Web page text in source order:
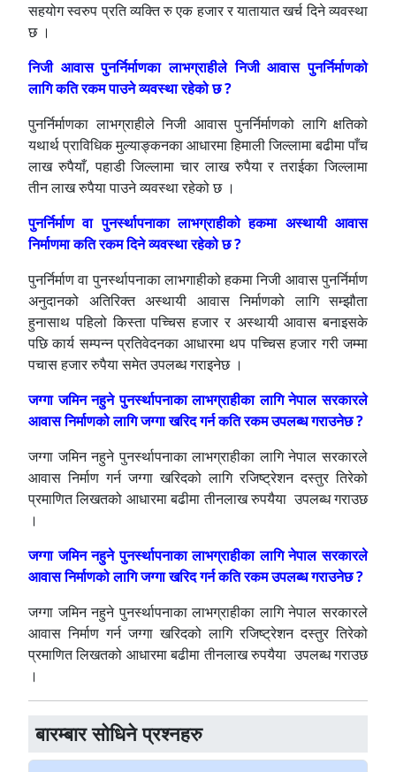
बारम्बार सोधिने प्रश्नहरु
सहयोग स्वरुप प्रति व्यक्ति रु एक हजार र यातायात खर्च दिने व्यवस्था
छ ।
निजी आवास पुनर्निर्माणका लाभग्राहीले निजी आवास पुनर्निर्माणको
लागि कति रकम पाउने व्यवस्था रहेको छ ?
पुनर्निर्माणका लाभग्राहीले निजी आवास पुनर्निर्माणको लागि क्षतिको
यथार्थ प्राविधिक मुल्याङ्कनका आधारमा हिमाली जिल्लामा बढीमा पाँच
लाख रुपैयाँ, पहाडी जिल्लामा चार लाख रुपैया र तराईका जिल्लामा
तीन लाख रुपैया पाउने व्यवस्था रहेको छ ।
पुनर्निर्माण वा पुनर्स्थापनाका लाभग्राहीको हकमा अस्थायी आवास
निर्माणमा कति रकम दिने व्यवस्था रहेको छ ?
पुनर्निर्माण वा पुनर्स्थापनाका लाभगाहीको हकमा निजी आवास पुनर्निर्माण
अनुदानको अतिरिक्त अस्थायी आवास निर्माणको लागि सम्झौता
हुनासाथ पहिलो किस्ता पच्चिस हजार र अस्थायी आवास बनाइसके
पछि कार्य सम्पन्न प्रतिवेदनका आधारमा थप पच्चिस हजार गरी जम्मा
पचास हजार रुपैया समेत उपलब्ध गराइनेछ ।
जग्गा जमिन नहुने पुनर्स्थापनाका लाभग्राहीका लागि नेपाल सरकारले
आवास निर्माणको लागि जग्गा खरिद गर्न कति रकम उपलब्ध गराउनेछ ?
जग्गा जमिन नहुने पुनर्स्थापनाका लाभग्राहीका लागि नेपाल सरकारले
आवास निर्माण गर्न जग्गा खरिदको लागि रजिष्ट्रेशन दस्तुर तिरेको
प्रमाणित लिखतको आधारमा बढीमा तीनलाख रुपयैया उपलब्ध गराउछ
।
जग्गा जमिन नहुने पुनर्स्थापनाका लाभग्राहीका लागि नेपाल सरकारले
आवास निर्माणको लागि जग्गा खरिद गर्न कति रकम उपलब्ध गराउनेछ ?
जग्गा जमिन नहुने पुनर्स्थापनाका लाभग्राहीका लागि नेपाल सरकारले
आवास निर्माण गर्न जग्गा खरिदको लागि रजिष्ट्रेशन दस्तुर तिरेको
प्रमाणित लिखतको आधारमा बढीमा तीनलाख रुपयैया उपलब्ध गराउछ
।